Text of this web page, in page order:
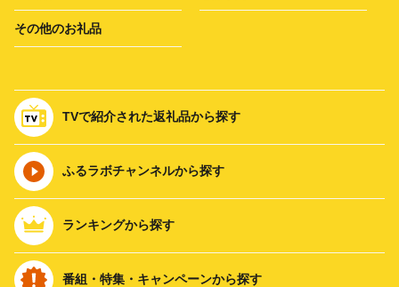
その他のお礼品
TVで紹介された返礼品から探す
ふるラボチャンネルから探す
ランキングから探す
番組・特集・キャンペーンから探す